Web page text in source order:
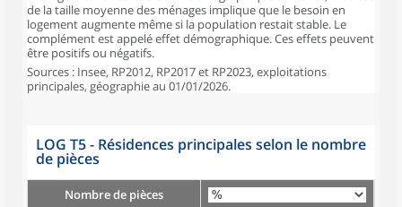
de la taille moyenne des ménages implique que le besoin en
logement augmente même si la population restait stable. Le
complément est appelé effet démographique. Ces effets peuvent
être positifs ou négatifs.
Sources : Insee, RP2012, RP2017 et RP2023, exploitations
principales, géographie au 01/01/2026.
LOG T5 - Résidences principales selon le nombre
de pièces
Nombre de pièces